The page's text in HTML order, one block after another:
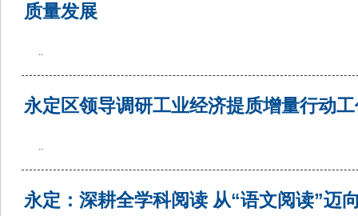
质量发展
..
永定区领导调研工业经济提质增量行动
..
永定：深耕全学科阅读 从“语文阅读”迈